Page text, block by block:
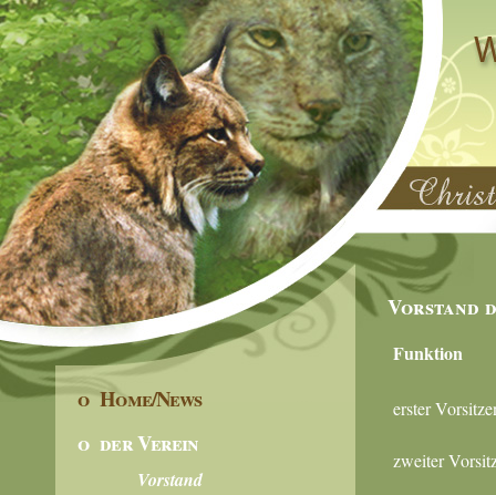
o Home/News
o der Verein
Vorstand
Vorstand
Funktion
erster
zweiter